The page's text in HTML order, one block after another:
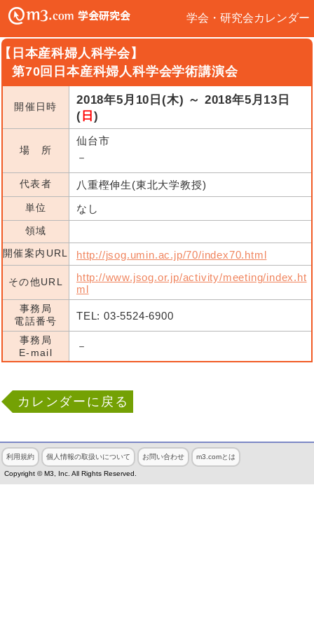
学会・研究会カレンダー
日本産科婦人科学会】
第70回日本産科婦人科学会学術講演会
開催日時
2018年5月10日(木) ～ 2018年5月13日
( 日 )
場 所
仙台市
－
代表者 八重樫伸生(東北大学教授)
単位 なし
領域
開催案内URL
http://jsog.umin.ac.jp/70/index70.html
その他URL
http://www.jsog.or.jp/activity/meeting/index.ht
ml
事務局
電話番号
TEL: 03-5524-6900
事務局
E-mail
－
カレンダーに戻る
利用規約 個人情報の取扱いについて お問い合わせ m3.comとは
Copyright © M3, Inc. All Rights Reserved.